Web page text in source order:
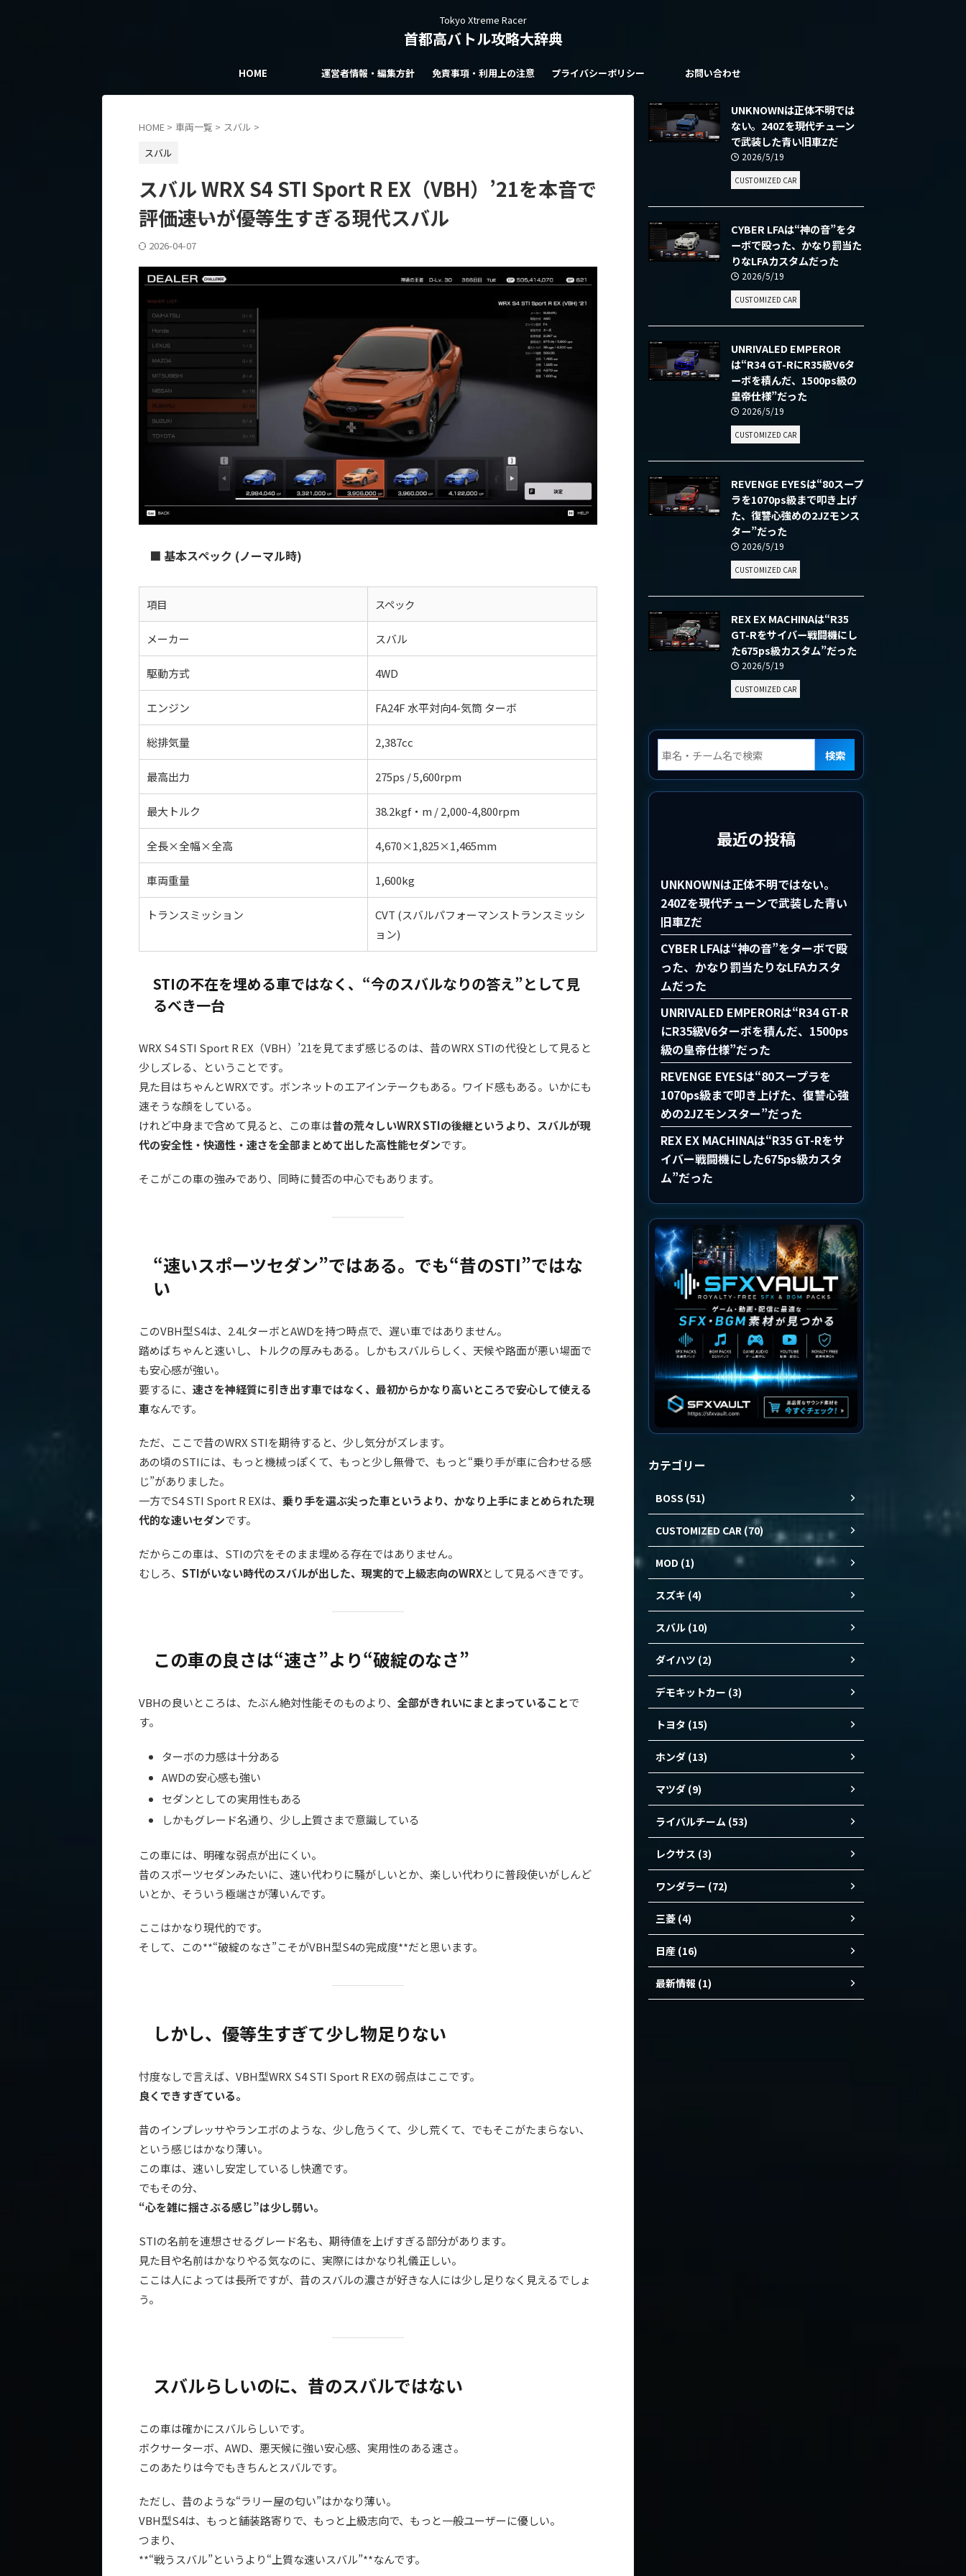
Tokyo Xtreme Racer
首都高バトル攻略大辞典
HOME 運営者情報・編集方針 免責事項・利用上の注意 プライバシーポリシー お問い合わせ
HOME > 車両一覧 > スバル >
スバル
スバル WRX S4 STI Sport R EX（VBH）’21を本音で
評価――速いが優等生すぎる現代スバル
2026-04-07
■ 基本スペック (ノーマル時)
項目 スペック
メーカー スバル
駆動方式 4WD
エンジン FA24F 水平対向4-気筒 ターボ
総排気量 2,387cc
最高出力 275ps / 5,600rpm
最大トルク 38.2kgf・m / 2,000-4,800rpm
全長×全幅×全高 4,670×1,825×1,465mm
車両重量 1,600kg
トランスミッション
CVT (スバルパフォーマンストランスミッシ
ョン)
STIの不在を埋める車ではなく、“今のスバルなりの答え”として見
るべき一台
WRX S4 STI Sport R EX（VBH）’21を見てまず感じるのは、昔のWRX STIの代役として見ると
少しズレる、ということです。
見た目はちゃんとWRXです。ボンネットのエアインテークもある。ワイド感もある。いかにも
速そうな顔をしている。
けれど中身まで含めて見ると、この車は昔の荒々しいWRX STIの後継というより、スバルが現
代の安全性・快適性・速さを全部まとめて出した高性能セダンです。
そこがこの車の強みであり、同時に賛否の中心でもあります。
“速いスポーツセダン”ではある。でも“昔のSTI”ではな
い
このVBH型S4は、2.4LターボとAWDを持つ時点で、遅い車ではありません。
踏めばちゃんと速いし、トルクの厚みもある。しかもスバルらしく、天候や路面が悪い場面で
も安心感が強い。
要するに、 速さを神経質に引き出す車ではなく、最初からかなり高いところで安心して使える
車なんです。
ただ、ここで昔のWRX STIを期待すると、少し気分がズレます。
あの頃のSTIには、もっと機械っぽくて、もっと少し無骨で、もっと“乗り手が車に合わせる感
じ”がありました。
一方でS4 STI Sport R EXは、 乗り手を選ぶ尖った車というより、かなり上手にまとめられた現
代的な速いセダンです。
だからこの車は、STIの穴をそのまま埋める存在ではありません。
むしろ、 STIがいない時代のスバルが出した、現実的で上級志向のWRXとして見るべきです。
この車の良さは“速さ”より“破綻のなさ”
VBHの良いところは、たぶん絶対性能そのものより、 全部がきれいにまとまっていることで
す。
ターボの力感は十分ある
AWDの安心感も強い
セダンとしての実用性もある
しかもグレード名通り、少し上質さまで意識している
この車には、明確な弱点が出にくい。
昔のスポーツセダンみたいに、速い代わりに騒がしいとか、楽しい代わりに普段使いがしんど
いとか、そういう極端さが薄いんです。
ここはかなり現代的です。
そして、この**“破綻のなさ”こそがVBH型S4の完成度**だと思います。
しかし、優等生すぎて少し物足りない
忖度なしで言えば、VBH型WRX S4 STI Sport R EXの弱点はここです。
良くできすぎている。
昔のインプレッサやランエボのような、少し危うくて、少し荒くて、でもそこがたまらない、
という感じはかなり薄い。
この車は、速いし安定しているし快適です。
でもその分、
“心を雑に揺さぶる感じ”は少し弱い。
STIの名前を連想させるグレード名も、期待値を上げすぎる部分があります。
見た目や名前はかなりやる気なのに、実際にはかなり礼儀正しい。
ここは人によっては長所ですが、昔のスバルの濃さが好きな人には少し足りなく見えるでしょ
う。
スバルらしいのに、昔のスバルではない
この車は確かにスバルらしいです。
ボクサーターボ、AWD、悪天候に強い安心感、実用性のある速さ。
このあたりは今でもきちんとスバルです。
ただし、昔のような“ラリー屋の匂い”はかなり薄い。
VBH型S4は、もっと舗装路寄りで、もっと上級志向で、もっと一般ユーザーに優しい。
つまり、
**“戦うスバル”というより“上質な速いスバル”**なんです。
UNKNOWNは正体不明では
ない。240Zを現代チューン
で武装した青い旧車Zだ
2026/5/19
CUSTOMIZED CAR
CYBER LFAは“神の音”をタ
ーボで殴った、かなり罰当た
りなLFAカスタムだった
2026/5/19
CUSTOMIZED CAR
UNRIVALED EMPEROR
は“R34 GT-RにR35級V6タ
ーボを積んだ、1500ps級の
皇帝仕様”だった
2026/5/19
CUSTOMIZED CAR
REVENGE EYESは“80スープ
ラを1070ps級まで叩き上げ
た、復讐心強めの2JZモンス
ター”だった
2026/5/19
CUSTOMIZED CAR
REX EX MACHINAは“R35
GT-Rをサイバー戦闘機にし
た675ps級カスタム”だった
2026/5/19
CUSTOMIZED CAR
検索
最近の投稿
UNKNOWNは正体不明ではない。
240Zを現代チューンで武装した青い
旧車Zだ
CYBER LFAは“神の音”をターボで殴
った、かなり罰当たりなLFAカスタ
ムだった
UNRIVALED EMPERORは“R34 GT-R
にR35級V6ターボを積んだ、1500ps
級の皇帝仕様”だった
REVENGE EYESは“80スープラを
1070ps級まで叩き上げた、復讐心強
めの2JZモンスター”だった
REX EX MACHINAは“R35 GT-Rをサ
イバー戦闘機にした675ps級カスタ
ム”だった
カテゴリー
BOSS (51)
CUSTOMIZED CAR (70)
MOD (1)
スズキ (4)
スバル (10)
ダイハツ (2)
デモキットカー (3)
トヨタ (15)
ホンダ (13)
マツダ (9)
ライバルチーム (53)
レクサス (3)
ワンダラー (72)
三菱 (4)
日産 (16)
最新情報 (1)